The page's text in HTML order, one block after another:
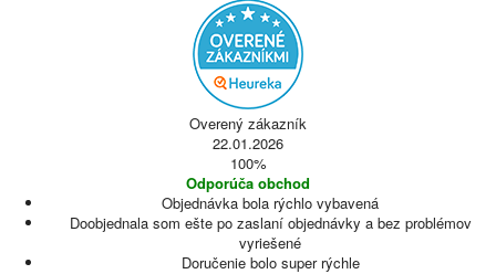
Overený zákazník
22.01.2026
100%
Odporúča obchod
Objednávka bola rýchlo vybavená
Doobjednala som ešte po zaslaní objednávky a bez problémov
vyriešené
Doručenie bolo super rýchle